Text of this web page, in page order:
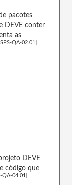
pacotes
DEVE conter
as
QA-02.01]
DEVE
código que
QA-04.01]